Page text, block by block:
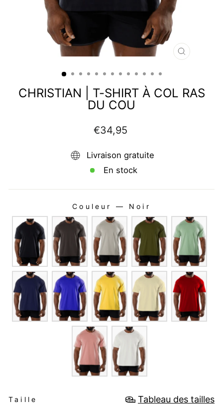
FERMER
CHRISTIAN | T-SHIRT À COL RAS
DU COU
Prix
régulier
€34,95
Livraison gratuite
En stock
Couleur — Noir
COULEUR
Taille Tableau des tailles